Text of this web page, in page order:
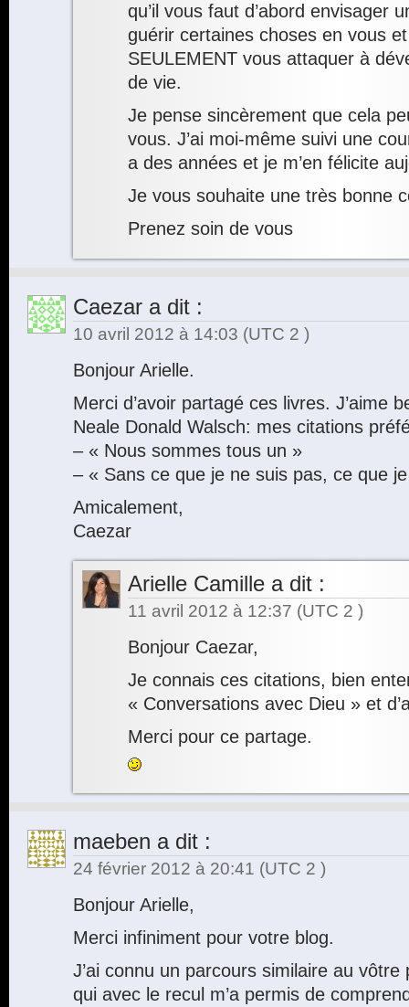
qu’il vous faut d’abord envisager
guérir certaines choses en vous
SEULEMENT vous attaquer à
de vie.
Je pense sincèrement que cela
vous. J’ai moi-même suivi une
a des années et je m’en félicite
Je vous souhaite une très bonne
Prenez soin de vous
Caezar a dit :
10 avril 2012 à 14:03 (UTC 2 )
Bonjour Arielle.
Merci d’avoir partagé ces livres. J’aime
Neale Donald Walsch: mes citations
– « Nous sommes tous un »
– « Sans ce que je ne suis pas, ce que
Amicalement,
Caezar
Arielle Camille a dit :
11 avril 2012 à 12:37 (UTC 2 )
Bonjour Caezar,
Je connais ces citations, bien
« Conversations avec Dieu » et
Merci pour ce partage.
maeben a dit :
24 février 2012 à 20:41 (UTC 2 )
Bonjour Arielle,
Merci infiniment pour votre blog.
J’ai connu un parcours similaire au vôtre
qui avec le recul m’a permis de